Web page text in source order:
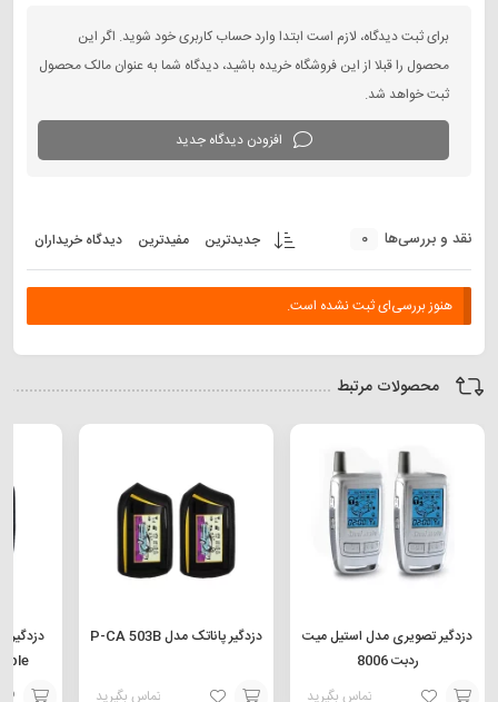
برای ثبت دیدگاه، لازم است ابتدا وارد حساب کاربری خود شوید. اگر این
محصول را قبلا از این فروشگاه خریده باشید، دیدگاه شما به عنوان مالک محصول
ثبت خواهد شد.
افزودن دیدگاه جدید
نقد و بررسی‌ها 0 جدیدترین مفیدترین دیدگاه خریداران
هنوز بررسی‌ای ثبت نشده است.
محصولات مرتبط
دزدگیر تصویری مدل استیل میت
ردبت 8006
تماس بگیرید
دزدگیر پاناتک مدل P-CA 503B
تماس بگیرید
دزدگیر